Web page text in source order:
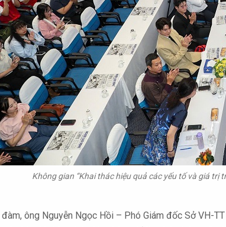
Không gian “Khai thác hiệu quả các yếu tố và giá trị
ông Nguyễn Ngọc Hồi – Phó Giám đốc Sở VH-